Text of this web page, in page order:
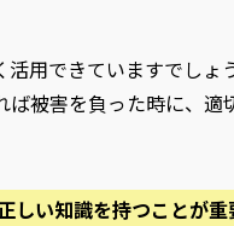
用できていますでし
被害を負った時に、
い知識を持つことが重